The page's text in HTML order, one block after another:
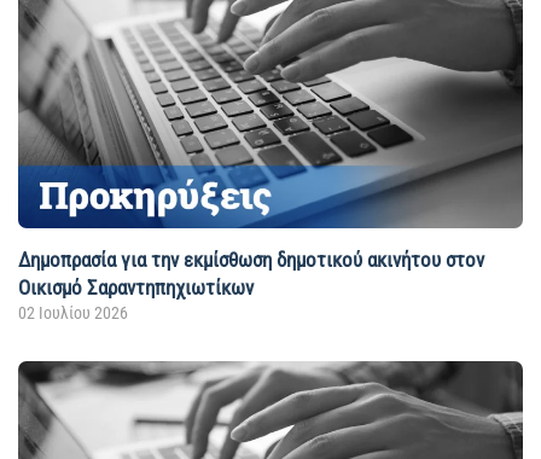
Δημοπρασία για την εκμίσθωση δημοτικού ακινήτου στoν
Οικισμό Σαραντηπηχιωτίκων
02 Ιουλίου 2026